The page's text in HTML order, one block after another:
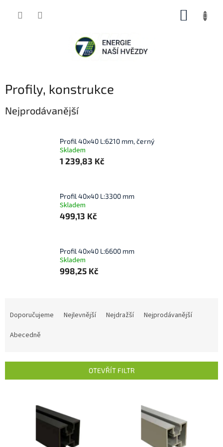
Profily, konstrukce
Nejprodávanější
Profil 40x40 L:6210 mm, černý
Skladem
1 239,83 Kč
Profil 40x40 L:3300 mm
Skladem
499,13 Kč
Profil 40x40 L:6600 mm
Skladem
998,25 Kč
r
Doporučujeme Nejlevnější Nejdražší
Nejprodávanější
Abecedně
OTEVŘÍT FILTR